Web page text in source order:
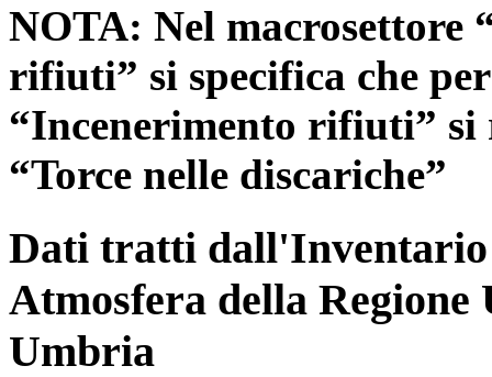
NOTA: Nel macrosettore
rifiuti” si specifica che
“Incenerimento rifiuti”
“Torce nelle discariche”
Dati tratti dall'Inventario
Atmosfera della
Umbria